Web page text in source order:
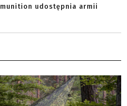
udostępnia armii